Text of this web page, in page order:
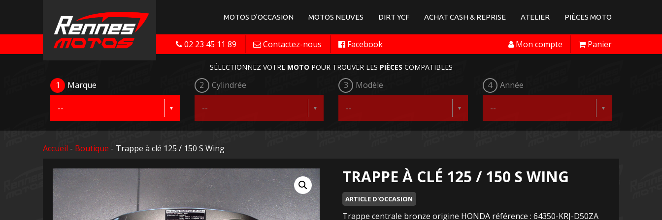
MOTOS D'OCCASION MOTOS NEUVES DIRT YCF ACHAT CASH & REPRISE ATELIER PIÈCES MOTO
02 23 45 11 89 Contactez-nous Facebook Panier
Mon compte
SÉLECTIONNEZ VOTRE MOTO POUR TROUVER LES PIÈCES COMPATIBLES
1 Marque 2 Cylindrée 3 Modèle 4 Année
Accueil - Boutique - Trappe à clé 125 / 150 S Wing
TRAPPE À CLÉ 125 / 150 S WING
ARTICLE D'OCCASION
Trappe centrale bronze origine HONDA référence : 64350-KRJ-D50ZA